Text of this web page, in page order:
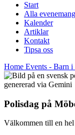
Start
Alla evenemang
Kalender
Artiklar
Kontakt
Tipsa oss
Home Events - Barn i
genererad via Gemini
Polisdag på
Välkommen till en